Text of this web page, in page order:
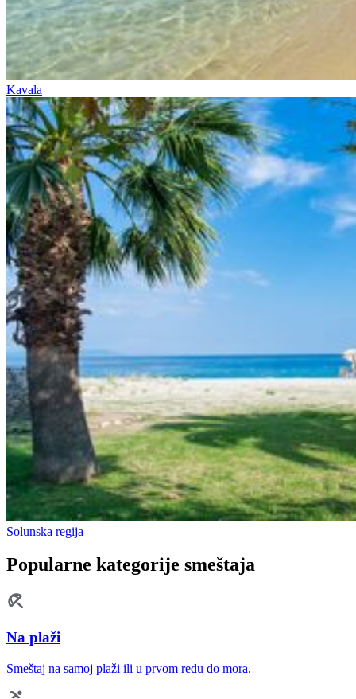
Kavala
Solunska regija
Popularne kategorije smeštaja
Na plaži
Smeštaj na samoj plaži ili u prvom redu do mora.